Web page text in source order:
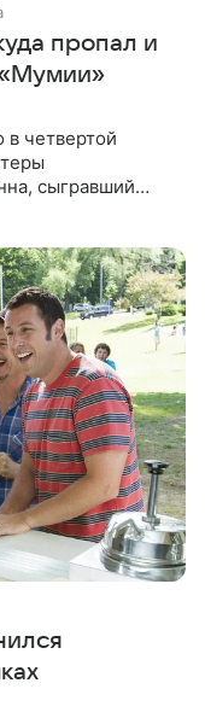
пропал и
«Мумии»
четвертой
сыгравший